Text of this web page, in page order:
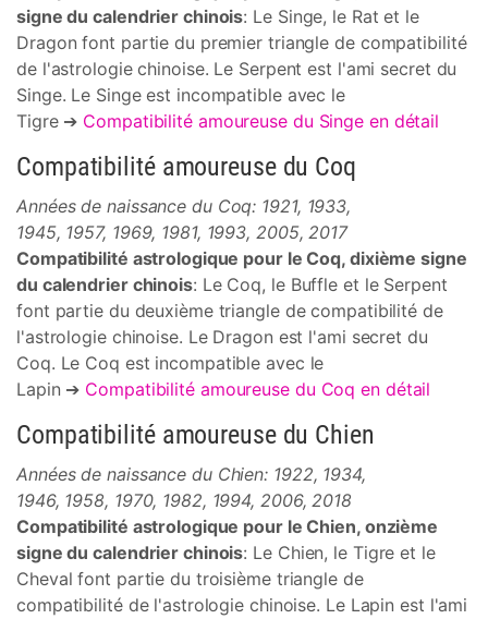
signe du calendrier chinois: Le Singe, le Rat et le
Dragon font partie du premier triangle de compatibilité
de l'astrologie chinoise. Le Serpent est l'ami secret du
Singe. Le Singe est incompatible avec le
Tigre ➔ Compatibilité amoureuse du Singe en détail
Compatibilité amoureuse du Coq
Années de naissance du Coq: 1921, 1933,
1945, 1957, 1969, 1981, 1993, 2005, 2017
Compatibilité astrologique pour le Coq, dixième signe
du calendrier chinois: Le Coq, le Buffle et le Serpent
font partie du deuxième triangle de compatibilité de
l'astrologie chinoise. Le Dragon est l'ami secret du
Coq. Le Coq est incompatible avec le
Lapin ➔ Compatibilité amoureuse du Coq en détail
Compatibilité amoureuse du Chien
Années de naissance du Chien: 1922, 1934,
1946, 1958, 1970, 1982, 1994, 2006, 2018
Compatibilité astrologique pour le Chien, onzième
signe du calendrier chinois: Le Chien, le Tigre et le
Cheval font partie du troisième triangle de
compatibilité de l'astrologie chinoise. Le Lapin est l'ami